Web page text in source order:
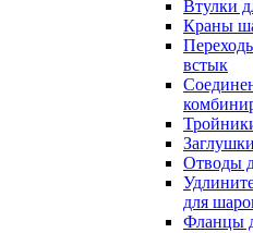
Втулки
Краны
встык
Отводы
для
Фланцы